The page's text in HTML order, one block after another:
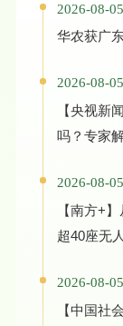
2026-08-05
2026-08-05
【央视新
吗？专家
2026-08-05
【南方+
超40座无
2026-08-05
【中国社